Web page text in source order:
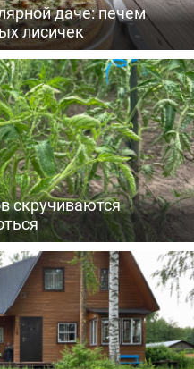
даче: печем
лисичек
скручиваются